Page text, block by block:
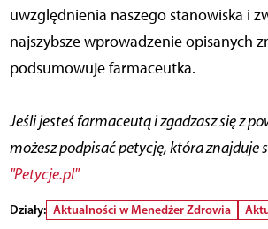
uwzględnienia naszego stanowiska i
najszybsze wprowadzenie opisanych
podsumowuje farmaceutka.
Jeśli jesteś farmaceutą i zgadzasz się z
możesz podpisać petycję, która znajduje
"Petycje.pl"
Działy: Aktualności w Menedżer Zdrowia